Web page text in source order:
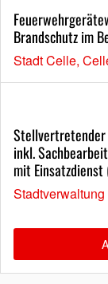
Brandschutz im
Stadt Celle,
inkl.
mit